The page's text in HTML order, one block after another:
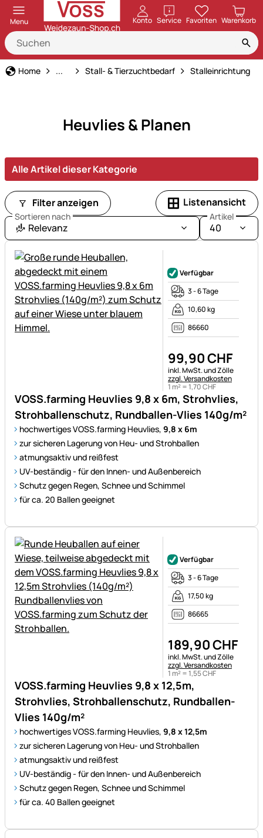
Menu Konto ServiceöffnenFavoriten Warenkorb
Home Haus und Hof
... Stall- & Tierzuchtbedarf Stalleinrichtung
Heuvlies & Planen
Alle Artikel dieser Kategorie
Filter anzeigen Listenansicht
Sortieren nach
Relevanz
Artikel
40
VOSS.farming Heuvlies 9,8 x 6m, Strohvlies,
Strohballenschutz, Rundballen-Vlies 140g/m²
hochwertiges VOSS.farming Heuvlies, 9,8 x 6m
zur sicheren Lagerung von Heu- und Strohballen
atmungsaktiv und reißfest
UV-beständig - für den Innen- und Außenbereich
Schutz gegen Regen, Schnee und Schimmel
für ca. 20 Ballen geeignet
Verfügbar
3 - 6 Tage
10,60 kg
86660
99,90CHF
Steuerhinweis:
inkl. MwSt. und Zölle
zzgl. Versandkosten
1 m² =1,70CHF
VOSS.farming Heuvlies 9,8 x 12,5m,
Strohvlies, Strohballenschutz, Rundballen-
Vlies 140g/m²
hochwertiges VOSS.farming Heuvlies, 9,8 x 12,5m
zur sicheren Lagerung von Heu- und Strohballen
atmungsaktiv und reißfest
UV-beständig - für den Innen- und Außenbereich
Schutz gegen Regen, Schnee und Schimmel
für ca. 40 Ballen geeignet
Verfügbar
3 - 6 Tage
17,50 kg
86665
189,90CHF
Steuerhinweis:
inkl. MwSt. und Zölle
zzgl. Versandkosten
1 m² =1,55CHF